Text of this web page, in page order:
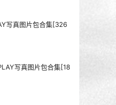
写真图片包合集[326
写真图片包合集[18